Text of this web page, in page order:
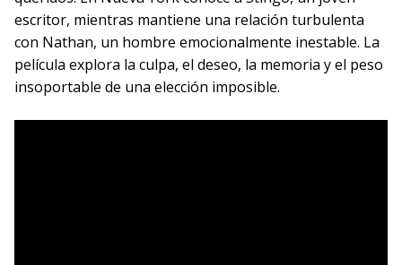
escritor, mientras mantiene una relación turbulenta
con Nathan, un hombre emocionalmente inestable. La
película explora la culpa, el deseo, la memoria y el peso
insoportable de una elección imposible.